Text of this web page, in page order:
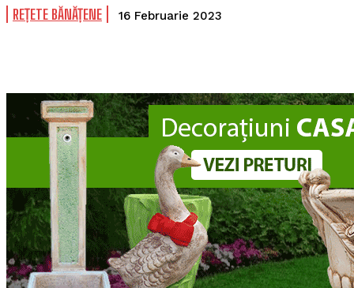
REȚETE BĂNĂȚENE 16 Februarie 2023